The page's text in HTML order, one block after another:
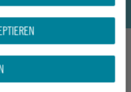
GEFALLEN